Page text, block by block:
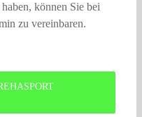
können Sie bei
zu vereinbaren.